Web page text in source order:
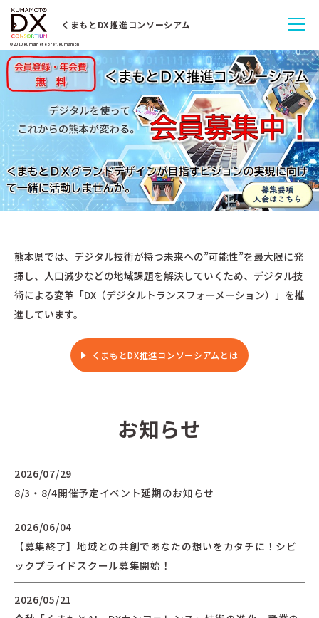
©2010 kumamoto pref. kumamon
くまもとDX推進コンソーシアム
熊本県では、デジタル技術が持つ未来への”可能性”を最大限に発
揮し、人口減少などの地域課題を解決していくため、デジタル技
術による変革「DX（デジタルトランスフォーメーション）」を推
進しています。
くまもとDX推進コンソーシアムとは
お知らせ
2026/07/29
8/3・8/4開催予定イベント延期のお知らせ
2026/06/04
【募集終了】地域との共創であなたの想いをカタチに！シビ
ックプライドスクール募集開始！
2026/05/21